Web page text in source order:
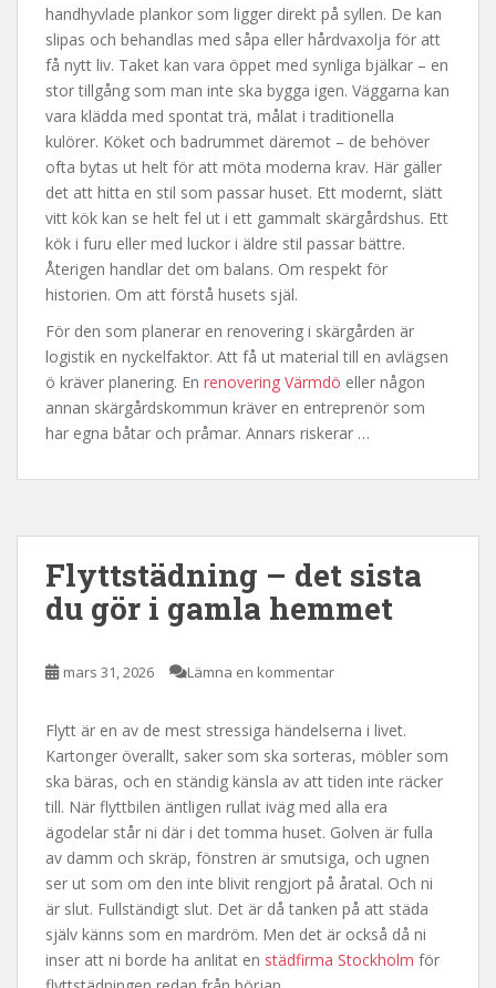
handhyvlade plankor som ligger direkt på syllen. De kan
slipas och behandlas med såpa eller hårdvaxolja för att
få nytt liv. Taket kan vara öppet med synliga bjälkar – en
stor tillgång som man inte ska bygga igen. Väggarna kan
vara klädda med spontat trä, målat i traditionella
kulörer. Köket och badrummet däremot – de behöver
ofta bytas ut helt för att möta moderna krav. Här gäller
det att hitta en stil som passar huset. Ett modernt, slätt
vitt kök kan se helt fel ut i ett gammalt skärgårdshus. Ett
kök i furu eller med luckor i äldre stil passar bättre.
Återigen handlar det om balans. Om respekt för
historien. Om att förstå husets själ.
För den som planerar en renovering i skärgården är
logistik en nyckelfaktor. Att få ut material till en avlägsen
ö kräver planering. En renovering Värmdö eller någon
annan skärgårdskommun kräver en entreprenör som
har egna båtar och pråmar. Annars riskerar …
Flyttstädning – det sista
du gör i gamla hemmet
mars 31, 2026 Lämna en kommentar
Flytt är en av de mest stressiga händelserna i livet.
Kartonger överallt, saker som ska sorteras, möbler som
ska bäras, och en ständig känsla av att tiden inte räcker
till. När flyttbilen äntligen rullat iväg med alla era
ägodelar står ni där i det tomma huset. Golven är fulla
av damm och skräp, fönstren är smutsiga, och ugnen
ser ut som om den inte blivit rengjort på åratal. Och ni
är slut. Fullständigt slut. Det är då tanken på att städa
själv känns som en mardröm. Men det är också då ni
inser att ni borde ha anlitat en städfirma Stockholm för